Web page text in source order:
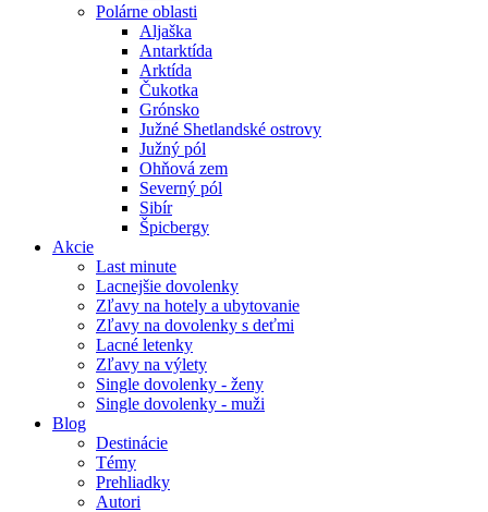
Polárne oblasti
Aljaška
Antarktída
Arktída
Čukotka
Grónsko
Južné Shetlandské ostrovy
Južný pól
Ohňová zem
Severný pól
Sibír
Špicbergy
Akcie
Last minute
Lacnejšie dovolenky
Zľavy na hotely a ubytovanie
Zľavy na dovolenky s deťmi
Lacné letenky
Zľavy na výlety
Single dovolenky - ženy
Single dovolenky - muži
Blog
Destinácie
Témy
Prehliadky
Autori